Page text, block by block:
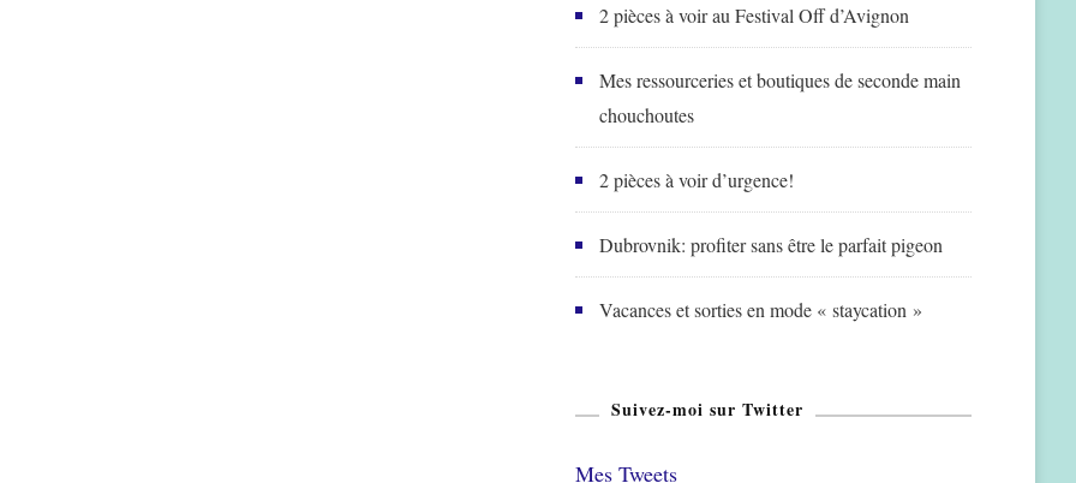
2 pièces à voir au Festival Off d’Avignon
Mes ressourceries et boutiques de seconde main
chouchoutes
2 pièces à voir d’urgence!
Dubrovnik: profiter sans être le parfait pigeon
Vacances et sorties en mode « staycation »
Suivez-moi sur Twitter
Mes Tweets